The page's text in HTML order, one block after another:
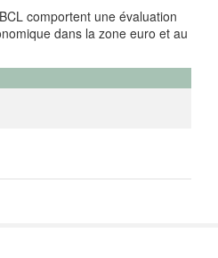
comportent une évaluation
dans la zone euro et au